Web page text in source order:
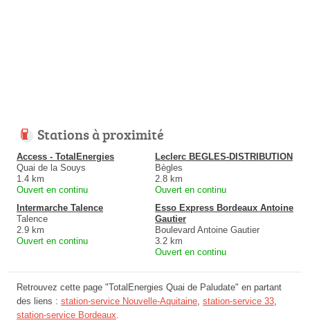
Stations à proximité
Access - TotalEnergies
Quai de la Souys
1.4 km
Ouvert en continu
Leclerc BEGLES-DISTRIBUTION
Bègles
2.8 km
Ouvert en continu
Intermarche Talence
Talence
2.9 km
Ouvert en continu
Esso Express Bordeaux Antoine
Gautier
Boulevard Antoine Gautier
3.2 km
Ouvert en continu
Retrouvez cette page "TotalEnergies Quai de Paludate" en partant
des liens : station-service Nouvelle-Aquitaine, station-service 33,
station-service Bordeaux.